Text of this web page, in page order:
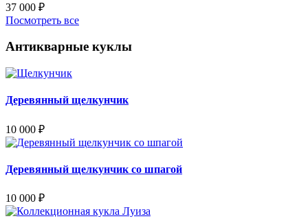
37 000 ₽
Посмотреть все
Антикварные куклы
Деревянный щелкунчик
10 000 ₽
Деревянный щелкунчик со шпагой
10 000 ₽